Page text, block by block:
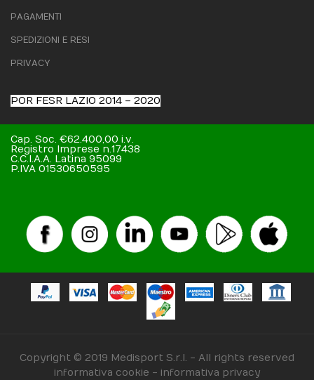
PAGAMENTI
SPEDIZIONI E RESI
PRIVACY
POR FESR LAZIO 2014 – 2020
Cap. Soc. €62.400,00 i.v.
Registro Imprese n.17438
C.C.I.A.A. Latina 95099
P.IVA 01530650595
Copyright © 2019 Medisport S.r.l. - All rights reserved
informativa cookie - informativa privacy